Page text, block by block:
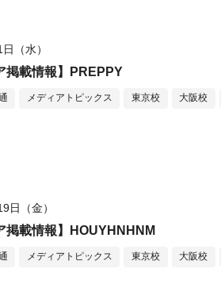
（水）
掲載情報】PREPPY
メディアトピックス 東京校 大阪校
日（金）
掲載情報】HOUYHNHNM
メディアトピックス 東京校 大阪校